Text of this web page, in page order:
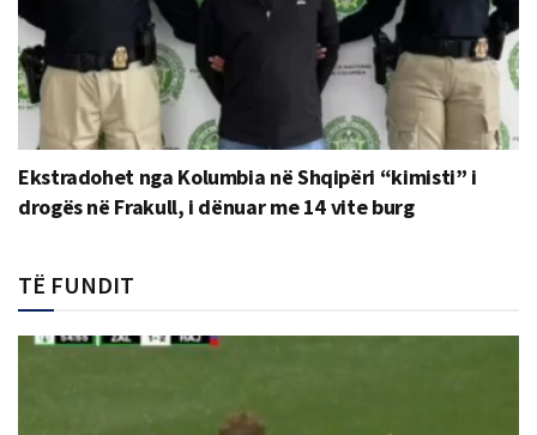
Ekstradohet nga Kolumbia në Shqipëri “kimisti” i
drogës në Frakull, i dënuar me 14 vite burg
TË FUNDIT